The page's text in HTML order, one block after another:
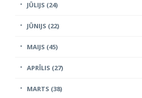
JŪLIJS (24)
JŪNIJS (22)
MAIJS (45)
APRĪLIS (27)
MARTS (38)